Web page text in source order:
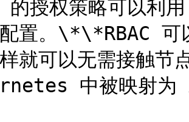
的授权策略可以
置。\*\*RBAC 可
就可以无需接触
中被映射为